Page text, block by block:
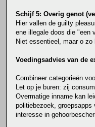
Schijf 5: Overig genot
Hier vallen de guilty
ene illegale doos die "een
Niet essentieel, maar o zo
Voedingsadvies van de
Combineer categorieën
Let op je buren: zij
Overmatige inname kan
politiebezoek,
interesse in